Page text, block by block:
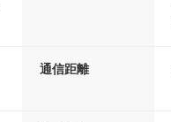
通信距離